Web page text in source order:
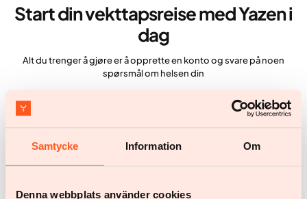
Samtycke Information Om
Denna webbplats använder cookies
Start din vekttapsreise med Yazen i
dag
Alt du trenger å gjøre er å opprette en konto og svare på noen
spørsmål om helsen din